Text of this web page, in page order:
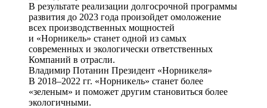
В результате реализации долгосрочной программы
развития до 2023 года произойдет омоложение
всех производственных мощностей
и «Норникель» станет одной из самых
современных и экологически ответственных
Компаний в отрасли.
Владимир Потанин Президент «Норникеля»
В 2018–2022 гг. «Норникель» станет более
«зеленым» и поможет другим становиться более
экологичными.